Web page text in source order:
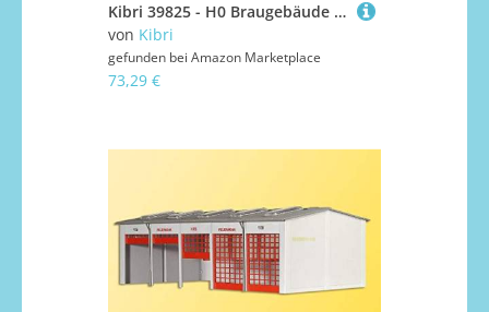
Kibri 39825 - H0 Braugebäude Feldschlösschen
von Kibri
gefunden bei Amazon Marketplace
73,29 €